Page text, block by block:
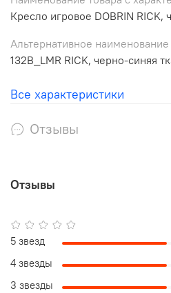
Кресло игровое DOBRIN RICK,
Альтернативное наименование
132B_LMR RICK, черно-синяя
Все характеристики
Отзывы
Отзывы
5 звезд
4 звезды
3 звезды